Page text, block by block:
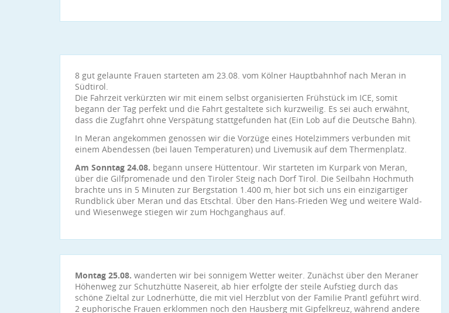
8 gut gelaunte Frauen starteten am 23.08. vom Kölner Hauptbahnhof nach Meran in
Südtirol.
Die Fahrzeit verkürzten wir mit einem selbst organisierten Frühstück im ICE, somit
begann der Tag perfekt und die Fahrt gestaltete sich kurzweilig. Es sei auch erwähnt,
dass die Zugfahrt ohne Verspätung stattgefunden hat (Ein Lob auf die Deutsche Bahn).
In Meran angekommen genossen wir die Vorzüge eines Hotelzimmers verbunden mit
einem Abendessen (bei lauen Temperaturen) und Livemusik auf dem Thermenplatz.
Am Sonntag 24.08. begann unsere Hüttentour. Wir starteten im Kurpark von Meran,
über die Gilfpromenade und den Tiroler Steig nach Dorf Tirol. Die Seilbahn Hochmuth
brachte uns in 5 Minuten zur Bergstation 1.400 m, hier bot sich uns ein einzigartiger
Rundblick über Meran und das Etschtal. Über den Hans-Frieden Weg und weitere Wald-
und Wiesenwege stiegen wir zum Hochganghaus auf.
Montag 25.08. wanderten wir bei sonnigem Wetter weiter. Zunächst über den Meraner
Höhenweg zur Schutzhütte Nasereit, ab hier erfolgte der steile Aufstieg durch das
schöne Zieltal zur Lodnerhütte, die mit viel Herzblut von der Familie Prantl geführt wird.
2 euphorische Frauen erklommen noch den Hausberg mit Gipfelkreuz, während andere